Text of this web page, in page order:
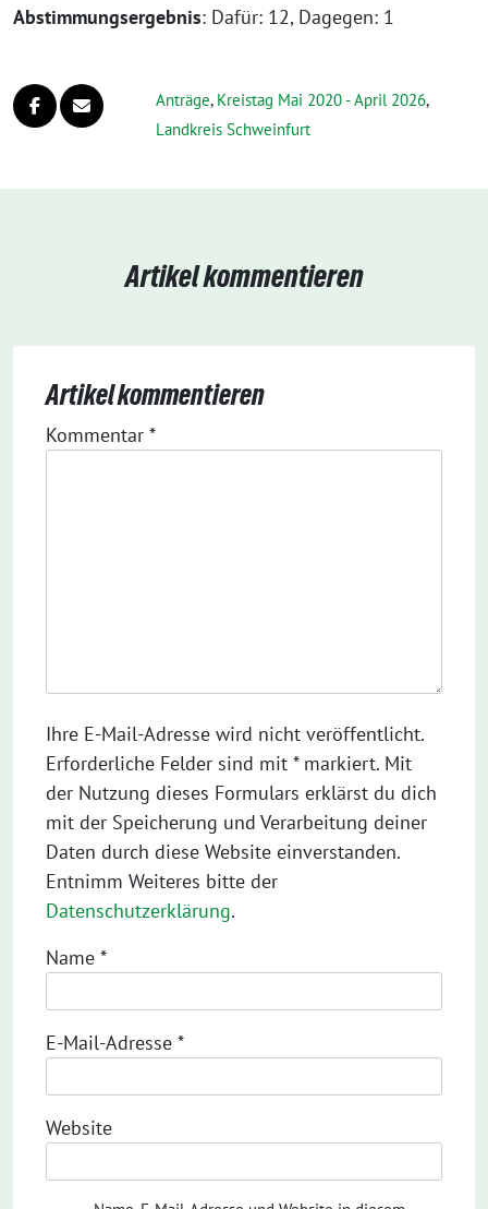
Abstimmungsergebnis: Dafür: 12, Dagegen: 1
Anträge, Kreistag Mai 2020 - April 2026,
Landkreis Schweinfurt
Artikel kommentieren
Artikel kommentieren
Kommentar *
Ihre E-Mail-Adresse wird nicht veröffentlicht.
Erforderliche Felder sind mit * markiert. Mit
der Nutzung dieses Formulars erklärst du dich
mit der Speicherung und Verarbeitung deiner
Daten durch diese Website einverstanden.
Entnimm Weiteres bitte der
Datenschutzerklärung.
Name *
E-Mail-Adresse *
Website